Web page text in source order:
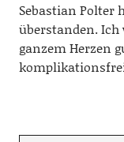
Sebastian Polter
überstanden.
ganzem Herzen